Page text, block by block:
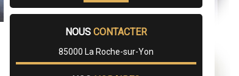
NOUS CONTACTER
85000 La Roche-sur-Yon